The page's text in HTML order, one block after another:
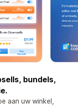
bundels,
aan uw winkel,